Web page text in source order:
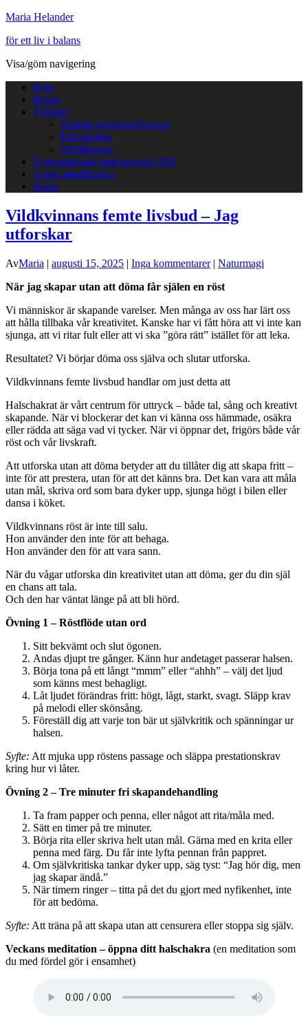
Maria Helander
för ett liv i balans
Visa/göm navigering
Hem
Blogg
Tjänster
Terapi/coachning/hypnos
Föreläsning
Webbkurser
Naturprästinna start augusti 2026
Gratis mindfulness
Maria
Vildkvinnans femte livsbud – Jag
utforskar
AvMaria | augusti 15, 2025 | Inga kommentarer| Naturmagi
När jag skapar utan att döma får själen en röst
Vi människor är skapande varelser. Men många av oss har lärt oss
att hålla tillbaka vår kreativitet. Kanske har vi fått höra att vi inte kan
sjunga, att vi ritar fult eller att vi ska ”göra rätt” istället för att leka.
Resultatet? Vi börjar döma oss själva och slutar utforska.
Vildkvinnans femte livsbud handlar om just detta att
Halschakrat är vårt centrum för uttryck – både tal, sång och kreativt
skapande. När vi blockerar det kan vi känna oss hämmade, osäkra
eller rädda att säga vad vi tycker. När vi öppnar det, frigörs både vår
röst och vår livskraft.
Att utforska utan att döma betyder att du tillåter dig att skapa fritt –
inte för att prestera, utan för att det känns bra. Det kan vara att måla
utan mål, skriva ord som bara dyker upp, sjunga högt i bilen eller
dansa i köket.
Vildkvinnans röst är inte till salu.
Hon använder den inte för att behaga.
Hon använder den för att vara sann.
När du vågar utforska din kreativitet utan att döma, ger du din själ
en chans att tala.
Och den har väntat länge på att bli hörd.
Övning 1 – Röstflöde utan ord
Sitt bekvämt och slut ögonen.
Andas djupt tre gånger. Känn hur andetaget passerar halsen.
Börja tona på ett långt “mmm” eller “ahhh” – välj det ljud
som känns mest behagligt.
Låt ljudet förändras fritt: högt, lågt, starkt, svagt. Släpp krav
på melodi eller skönsång.
Föreställ dig att varje ton bär ut självkritik och spänningar ur
halsen.
Syfte: Att mjuka upp röstens passage och släppa prestationskrav
kring hur vi låter.
Övning 2 – Tre minuter fri skapandehandling
Ta fram papper och penna, eller något att rita/måla med.
Sätt en timer på tre minuter.
Börja rita eller skriva helt utan mål. Gärna med en krita eller
penna med färg. Du får inte lyfta pennan från pappret.
Om självkritiska tankar dyker upp, säg tyst: “Jag hör dig, men
jag skapar ändå.”
När timern ringer – titta på det du gjort med nyfikenhet, inte
för att bedöma.
Syfte: Att träna på att skapa utan att censurera eller stoppa sig själv.
Veckans meditation – öppna ditt halschakra (en meditation som
du med fördel gör i ensamhet)